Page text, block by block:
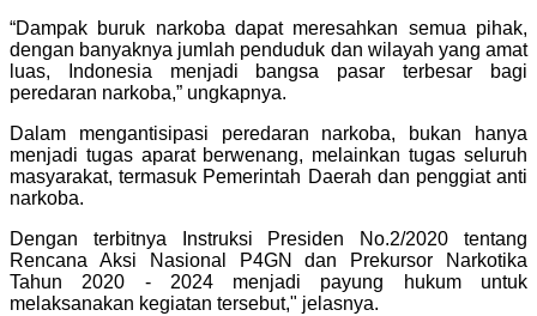
“Dampak buruk narkoba dapat meresahkan semua pihak,
dengan banyaknya jumlah penduduk dan wilayah yang amat
luas, Indonesia menjadi bangsa pasar terbesar bagi
peredaran narkoba,” ungkapnya.
Dalam mengantisipasi peredaran narkoba, bukan hanya
menjadi tugas aparat berwenang, melainkan tugas seluruh
masyarakat, termasuk Pemerintah Daerah dan penggiat anti
narkoba.
Dengan terbitnya Instruksi Presiden No.2/2020 tentang
Rencana Aksi Nasional P4GN dan Prekursor Narkotika
Tahun 2020 - 2024 menjadi payung hukum untuk
melaksanakan kegiatan tersebut," jelasnya.